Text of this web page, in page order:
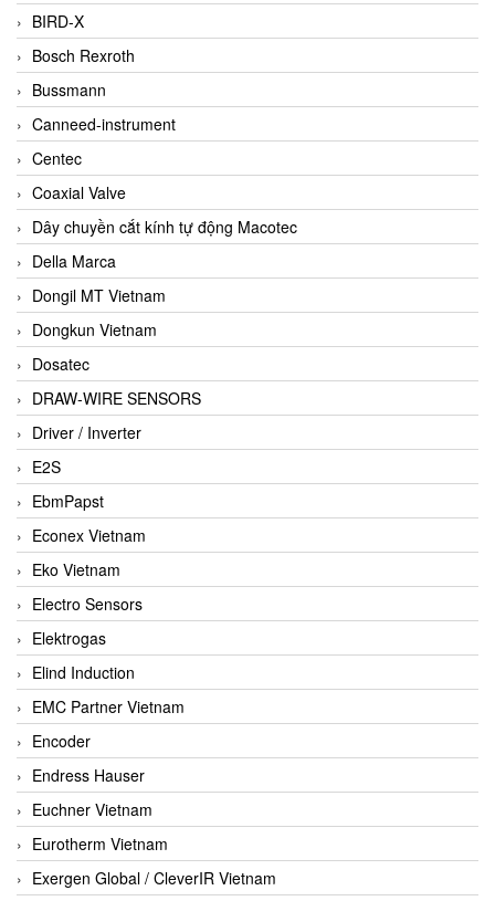
BIRD-X
Bosch Rexroth
Bussmann
Canneed-instrument
Centec
Coaxial Valve
Dây chuyền cắt kính tự động Macotec
Della Marca
Dongil MT Vietnam
Dongkun Vietnam
Dosatec
DRAW-WIRE SENSORS
Driver / Inverter
E2S
EbmPapst
Econex Vietnam
Eko Vietnam
Electro Sensors
Elektrogas
Elind Induction
EMC Partner Vietnam
Encoder
Endress Hauser
Euchner Vietnam
Eurotherm Vietnam
Exergen Global / CleverIR Vietnam